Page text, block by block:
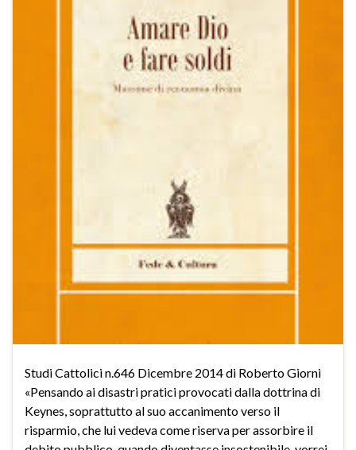
Studi Cattolici n.646 Dicembre 2014 di Roberto Giorni
«Pensando ai disastri pratici provocati dalla dottrina di
Keynes, soprattutto al suo accanimento verso il
risparmio, che lui vedeva come riserva per assorbire il